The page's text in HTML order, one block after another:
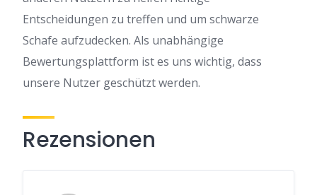
Entscheidungen zu treffen und um schwarze
Schafe aufzudecken. Als unabhängige
Bewertungsplattform ist es uns wichtig, dass
unsere Nutzer geschützt werden.
Rezensionen